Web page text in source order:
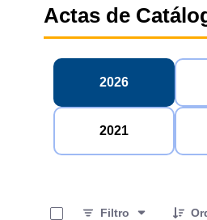
Actas de
2026
2021
Filtro